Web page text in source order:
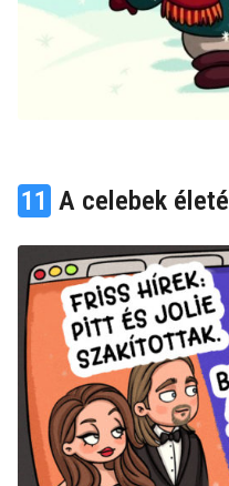
11 A celebek